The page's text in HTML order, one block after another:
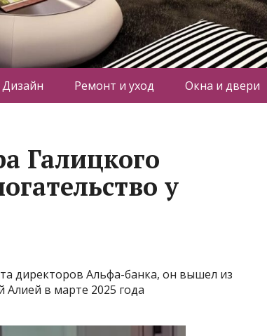
Дизайн Ремонт и уход Окна и двери
Галицкого
у
директоров Альфа-банка, он вышел из
Алией в марте 2025 года